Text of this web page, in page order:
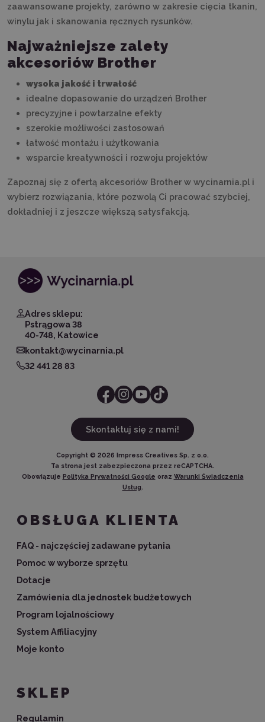
zaawansowane projekty, zarówno w zakresie cięcia tkanin,
winylu jak i skanowania ręcznych rysunków.
Najważniejsze zalety
akcesoriów Brother
wysoka jakość i trwałość
idealne dopasowanie do urządzeń Brother
precyzyjne i powtarzalne efekty
szerokie możliwości zastosowań
łatwość montażu i użytkowania
wsparcie kreatywności i rozwoju projektów
Zapoznaj się z ofertą akcesoriów Brother w wycinarnia.pl i
wybierz rozwiązania, które pozwolą Ci pracować szybciej,
dokładniej i z jeszcze większą satysfakcją.
Adres sklepu:
Pstrągowa 38
40-748, Katowice
kontakt@wycinarnia.pl
32 441 28 83
Skontaktuj się z nami!
Copyright © 2026 Impress Creatives Sp. z o.o.
Ta strona jest zabezpieczona przez reCAPTCHA.
Obowiązuje Polityka Prywatności Google oraz Warunki Świadczenia
Usług.
OBSŁUGA KLIENTA
FAQ - najczęściej zadawane pytania
Pomoc w wyborze sprzętu
Dotacje
Zamówienia dla jednostek budżetowych
Program lojalnościowy
System Affiliacyjny
Moje konto
SKLEP
Regulamin